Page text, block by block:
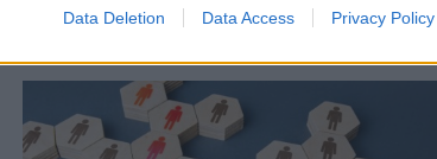
Data Deletion Data Access Privacy Policy
προετοιμασία των ελαιοπαραγωγών στη